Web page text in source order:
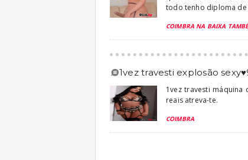
todo tenho diploma de
COIMBRA NA BAIXA
1vez travesti explosão
1vez travesti
reais atreva-te.
COIMBRA